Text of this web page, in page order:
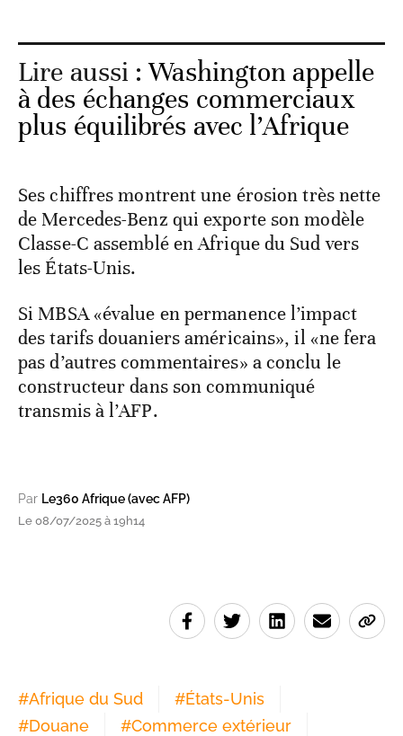
Lire aussi :Washington appelle
à des échanges commerciaux
plus équilibrés avec l’Afrique
Ses chiffres montrent une érosion très nette
de Mercedes-Benz qui exporte son modèle
Classe-C assemblé en Afrique du Sud vers
les États-Unis.
Si MBSA «évalue en permanence l’impact
des tarifs douaniers américains», il «ne fera
pas d’autres commentaires» a conclu le
constructeur dans son communiqué
transmis à l’AFP.
Par Le360 Afrique (avec AFP)
Le 08/07/2025 à 19h14
#Afrique du Sud #États-Unis
#Douane #Commerce extérieur